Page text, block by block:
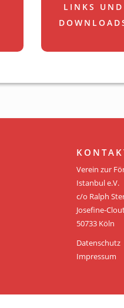
LINKS UND
Verein zur
Istanbul e.V.
c/o Ralph
Josefine-
50733 Köln
Datenschutz
Impressum